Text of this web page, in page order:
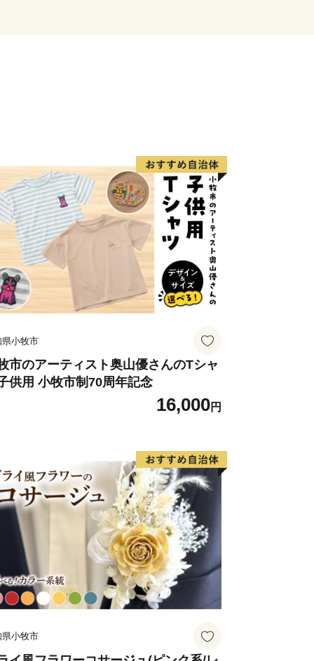
小牧市
市のアーティスト奥山優さんのTシャ
供用 小牧市制70周年記念
16,000円
小牧市